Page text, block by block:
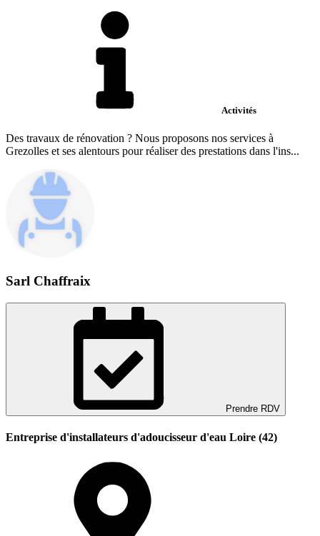
Activités
Des travaux de rénovation ? Nous proposons nos services à
Grezolles et ses alentours pour réaliser des prestations dans l'ins...
Sarl Chaffraix
Prendre RDV
Entreprise d'installateurs d'adoucisseur d'eau Loire (42)